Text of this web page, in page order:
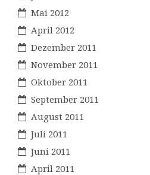
Mai 2012
April 2012
Dezember 2011
November 2011
Oktober 2011
September 2011
August 2011
Juli 2011
Juni 2011
April 2011